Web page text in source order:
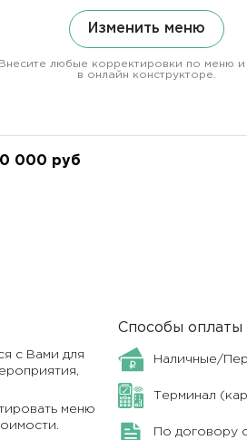
Изменить меню
Внесите любые корректировки по меню и
в онлайн конструкторе.
000 руб
с Вами для
меню
Способы оплаты
Наличные/
Терминал
По договору